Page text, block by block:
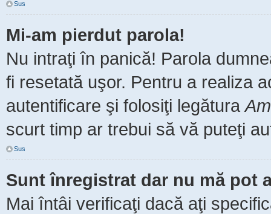
Sus
Mi-am pierdut parola!
Nu intraţi în panică! Parola
fi resetată uşor. Pentru a realiza
autentificare şi folosiţi legătura
scurt timp ar trebui să vă puteţi
Sus
Sunt înregistrat dar nu mă pot
Mai întâi verificaţi dacă aţi